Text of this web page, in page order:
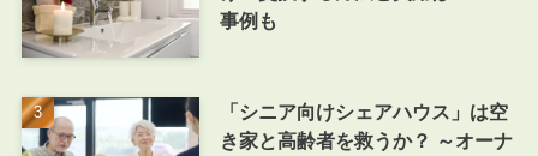
事例も
「シニア向けシェアハウス」は空
き家と高齢者を救うか？ ～オーナ